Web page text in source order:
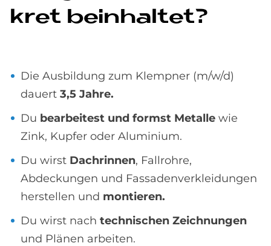
kret be­inhal­tet?
Die Ausbildung zum Klempner (m/w/d)
dauert 3,5 Jahre.
Du bearbeitest und formst Metalle wie
Zink, Kupfer oder Aluminium.
Du wirst Dachrinnen, Fallrohre,
Abdeckungen und Fassadenverkleidungen
herstellen und montieren.
Du wirst nach technischen Zeichnungen
und Plänen arbeiten.